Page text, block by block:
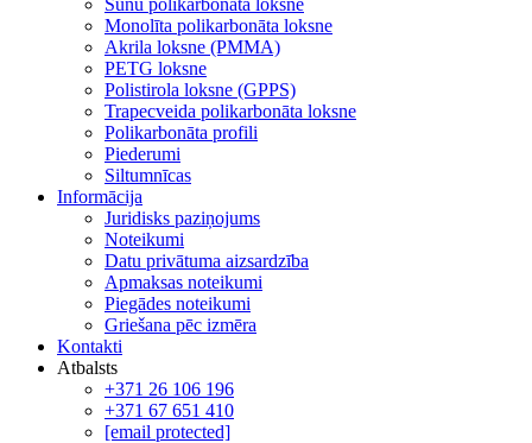
Monolīta polikarbonāta loksne
Akrila loksne (PMMA)
PETG loksne
Polistirola loksne (GPPS)
Trapecveida polikarbonāta loksne
Polikarbonāta profili
Piederumi
Siltumnīcas
Informācija
Juridisks paziņojums
Noteikumi
Datu privātuma aizsardzība
Apmaksas noteikumi
Piegādes noteikumi
Griešana pēc izmēra
Kontakti
Atbalsts
+371 26 106 196
+371 67 651 410
[email protected]